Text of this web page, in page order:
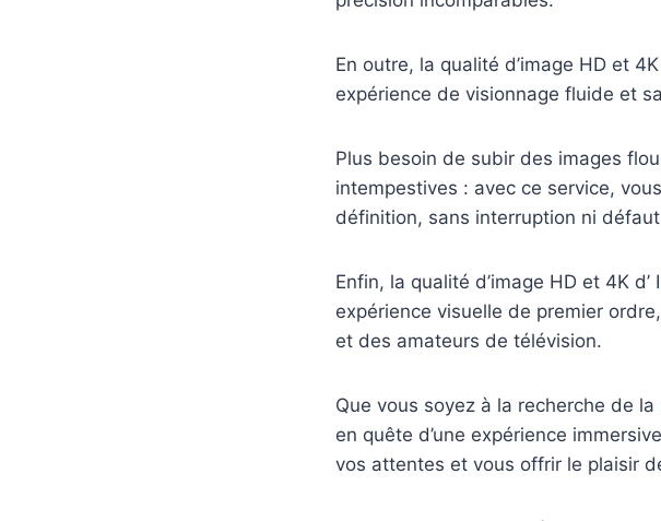
En outre, la qualité d’image HD et
expérience de visionnage fluide et
Plus besoin de subir des images
intempestives : avec ce service,
définition, sans interruption ni
Enfin, la qualité d’image HD et 4K
expérience visuelle de premier
et des amateurs de télévision.
Que vous soyez à la recherche de
en quête d’une expérience
vos attentes et vous offrir le plaisir